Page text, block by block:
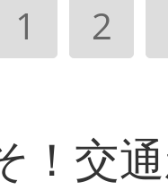
1 2
！交